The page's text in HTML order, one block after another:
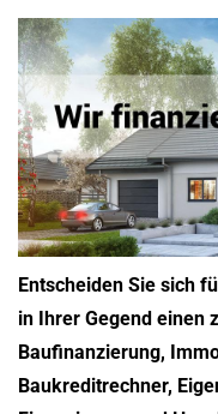
Entscheiden Sie sich
in Ihrer Gegend einen
Baufinanzierung,
Baukreditrechner,